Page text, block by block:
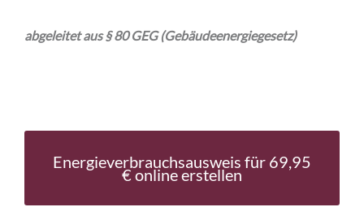
abgeleitet aus § 80 GEG (Gebäudeenergiegesetz)
Energieverbrauchsausweis für 69,95
€ online erstellen